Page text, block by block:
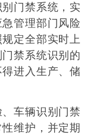
门禁系统，实
管理部门风险
定全部实时上
禁系统识别的
进入生产、储
车辆识别门禁
维护，并定期